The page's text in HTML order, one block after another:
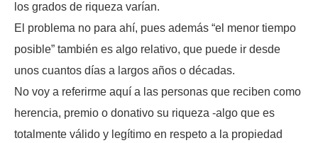
los grados de riqueza varían.
El problema no para ahí, pues además “el menor tiempo
posible” también es algo relativo, que puede ir desde
unos cuantos días a largos años o décadas.
No voy a referirme aquí a las personas que reciben como
herencia, premio o donativo su riqueza -algo que es
totalmente válido y legítimo en respeto a la propiedad